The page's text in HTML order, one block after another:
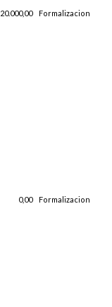
20.000,00 Formalizacion
0,00 Formalizacion